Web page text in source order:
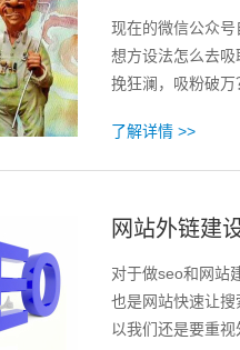
现在的微信公众
想方设法怎么去
挽狂澜，吸粉破
了解详情 >>
网站外链建
对于做seo和网站
也是网站快速让
以我们还是要重